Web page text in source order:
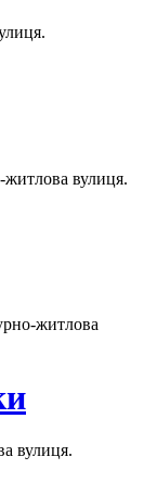
житлова вулиця.
житлова
вулиця.